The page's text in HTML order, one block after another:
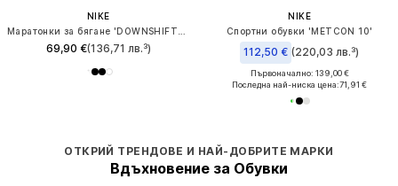
NIKE
69,90 €(136,71 лв.³)
ОТКРИЙ ТРЕНДОВЕ И НАЙ-ДОБРИТЕ МАРКИ
Вдъхновение за Обувки
NIKE
Спортни обувки 'METCON 10'
112,50 € (220,03 лв.³)
Първоначално: 139,00 €
Последна най-ниска цена:71,91 €